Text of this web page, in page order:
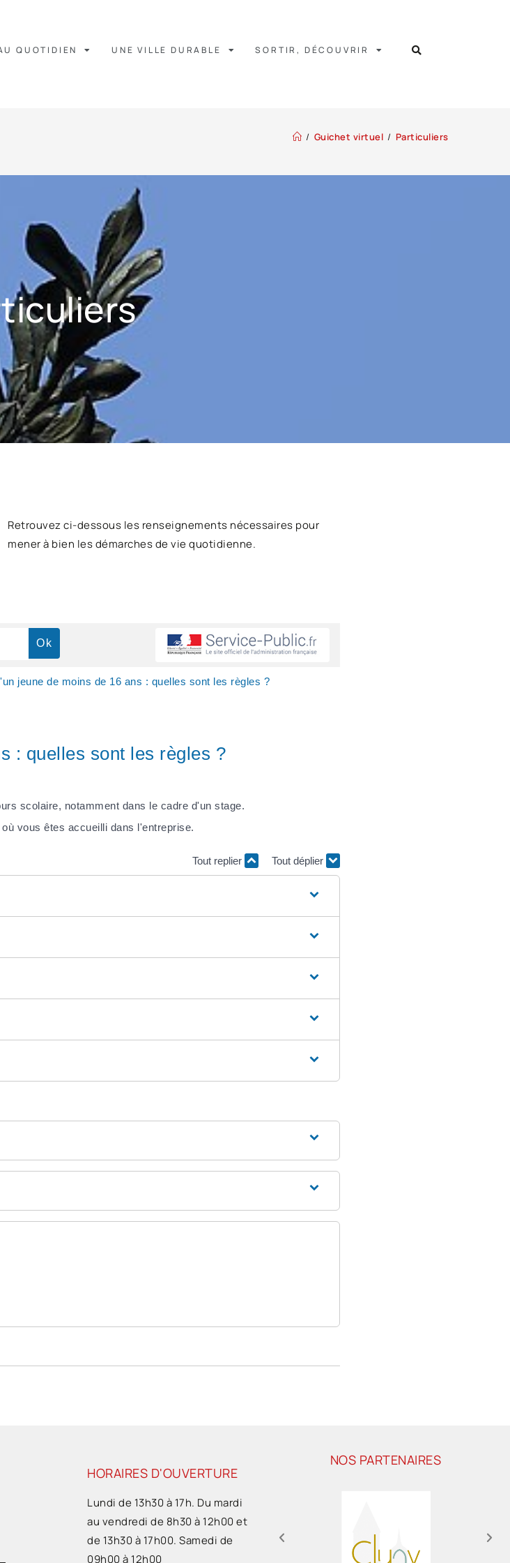
QUOTIDIEN UNE VILLE DURABLE SORTIR, DÉCOUVRIR
/ Guichet virtuel / Particuliers
Retrouvez ci-dessous les renseignements nécessaires pour
mener à bien les démarches de vie quotidienne.
jeune de moins de 16 ans : quelles sont les règles ?
: quelles sont les règles ?
scolaire, notamment dans le cadre d'un stage.
vous êtes accueilli dans l'entreprise.
Tout replier Tout déplier
HORAIRES D'OUVERTURE
Lundi de 13h30 à 17h. Du mardi
au vendredi de 8h30 à 12h00 et
de 13h30 à 17h00. Samedi de
09h00 à 12h00
NOS PARTENAIRES